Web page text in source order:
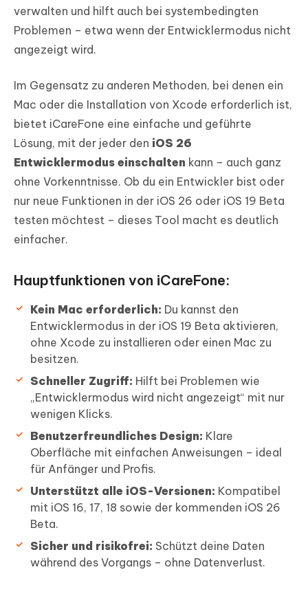
verwalten und hilft auch bei systembedingten
Problemen – etwa wenn der Entwicklermodus nicht
angezeigt wird.
Im Gegensatz zu anderen Methoden, bei denen ein
Mac oder die Installation von Xcode erforderlich ist,
bietet iCareFone eine einfache und geführte
Lösung, mit der jeder den iOS 26
Entwicklermodus einschalten kann – auch ganz
ohne Vorkenntnisse. Ob du ein Entwickler bist oder
nur neue Funktionen in der iOS 26 oder iOS 19 Beta
testen möchtest – dieses Tool macht es deutlich
einfacher.
Hauptfunktionen von iCareFone:
Kein Mac erforderlich: Du kannst den
Entwicklermodus in der iOS 19 Beta aktivieren,
ohne Xcode zu installieren oder einen Mac zu
besitzen.
Schneller Zugriff: Hilft bei Problemen wie
„Entwicklermodus wird nicht angezeigt“ mit nur
wenigen Klicks.
Benutzerfreundliches Design: Klare
Oberfläche mit einfachen Anweisungen – ideal
für Anfänger und Profis.
Unterstützt alle iOS-Versionen: Kompatibel
mit iOS 16, 17, 18 sowie der kommenden iOS 26
Beta.
Sicher und risikofrei: Schützt deine Daten
während des Vorgangs – ohne Datenverlust.